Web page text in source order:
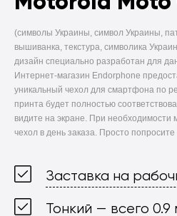
(символы Украины, символ Украины,
вышиванка, текстура, символика
дизайн специально разработан для
Интернет-магазин Endorphone
уникальный чехол для смартфона по
принта будет полностью
видите на экране. При необходимости
чехол в день заказа. Просто
Заставка на
Тонкий — всего 0.9